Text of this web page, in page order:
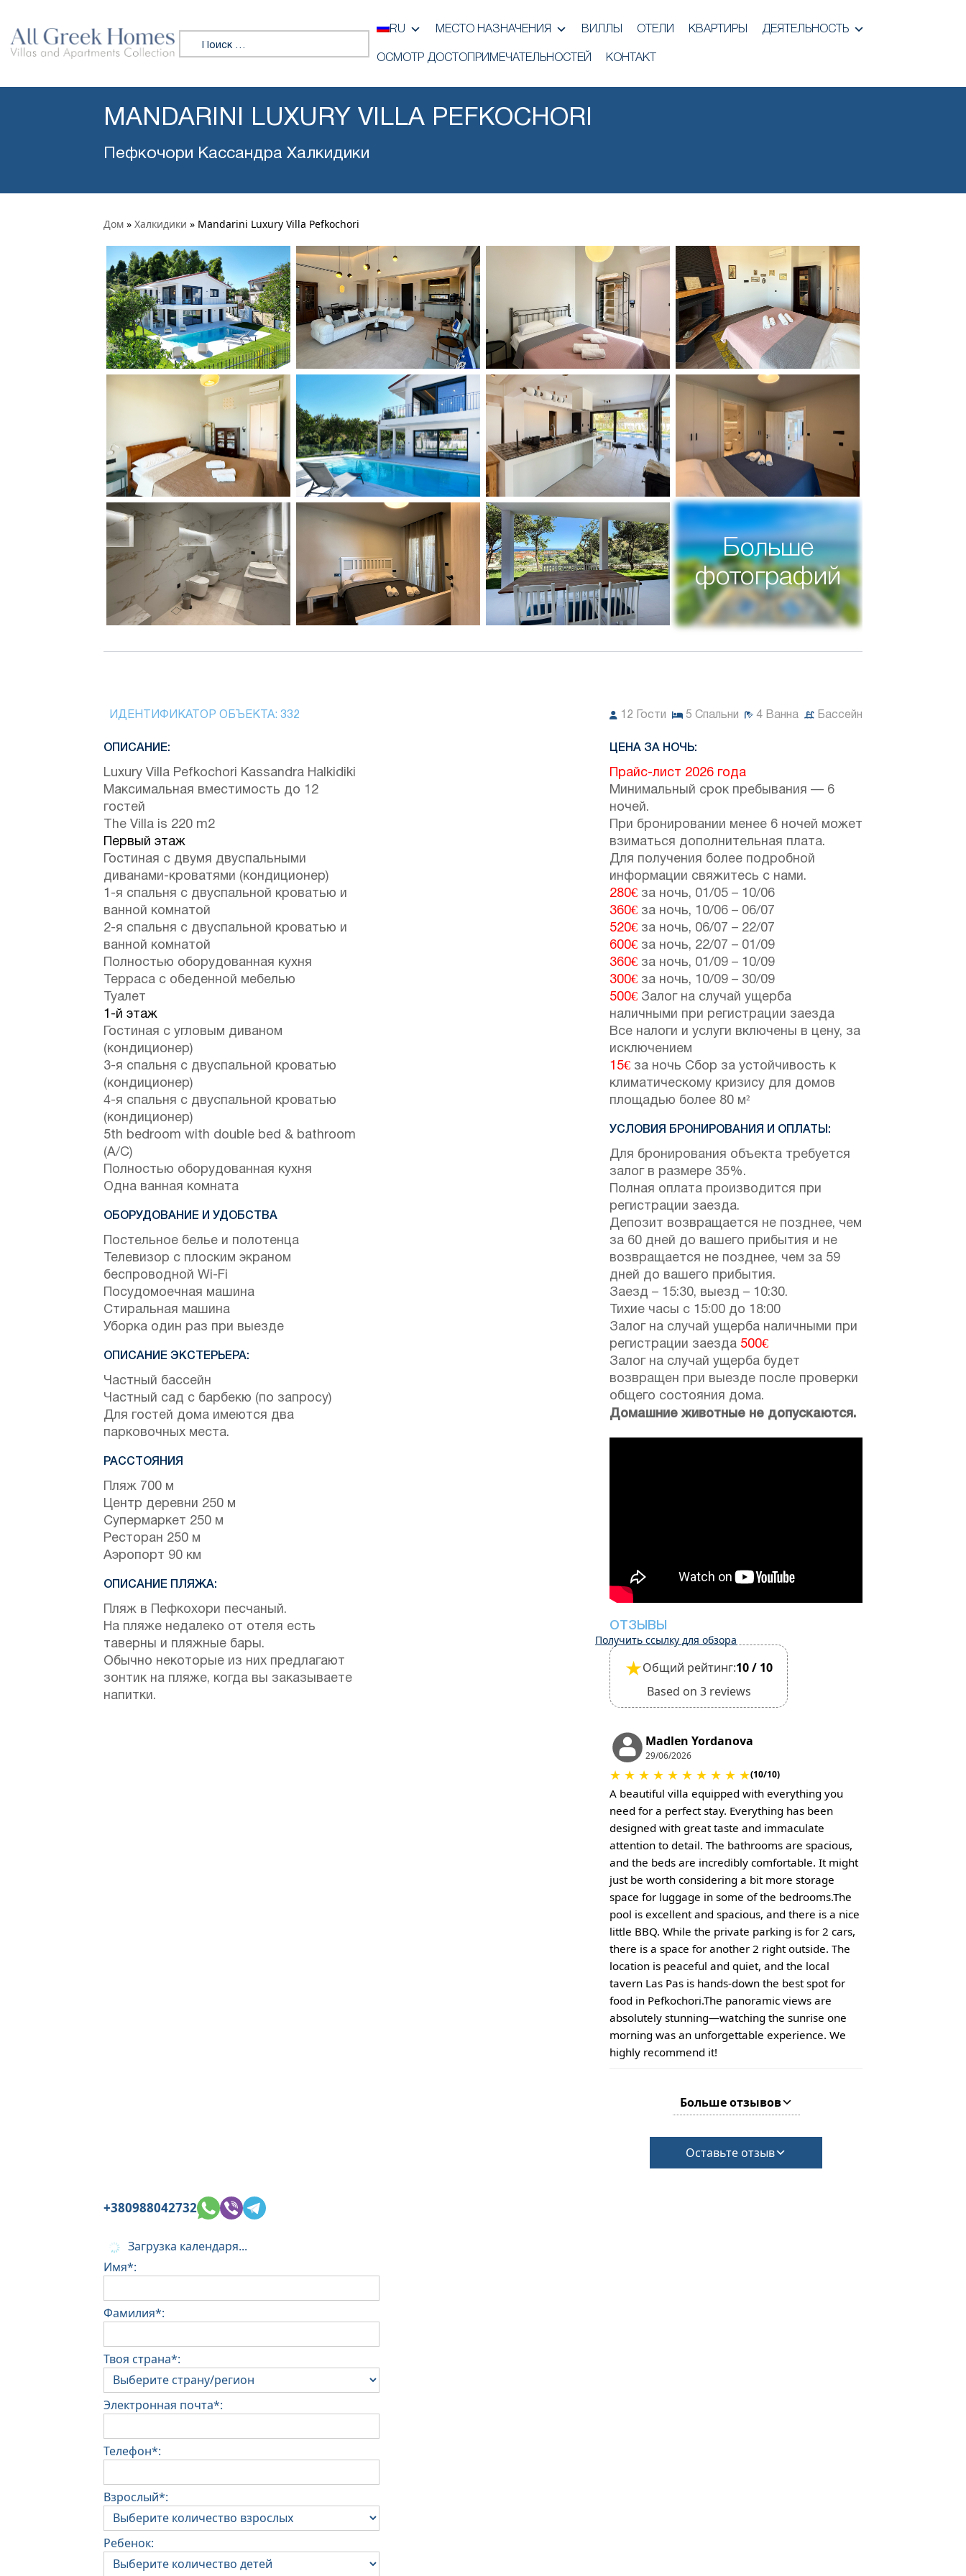
Искать:
RU МЕСТО НАЗНАЧЕНИЯ ВИЛЛЫ ОТЕЛИ КВАРТИРЫ ДЕЯТЕЛЬНОСТЬ
ОСМОТР ДОСТОПРИМЕЧАТЕЛЬНОСТЕЙ КОНТАКТ
MANDARINI LUXURY VILLA PEFKOCHORI
Пефкочори Кассандра Халкидики
Дом » Халкидики » Mandarini Luxury Villa Pefkochori
Больше
фотографий
ИДЕНТИФИКАТОР ОБЪЕКТА: 332 12 Гости 5 Спальни 4 Ванна Бассейн
ОПИСАНИЕ:
Luxury Villa Pefkochori Kassandra Halkidiki
Максимальная вместимость до 12
гостей
The Villa is 220 m2
Первый этаж
Гостиная с двумя двуспальными
диванами-кроватями (кондиционер)
1-я спальня с двуспальной кроватью и
ванной комнатой
2-я спальня с двуспальной кроватью и
ванной комнатой
Полностью оборудованная кухня
Терраса с обеденной мебелью
Туалет
1-й этаж
Гостиная с угловым диваном
(кондиционер)
3-я спальня с двуспальной кроватью
(кондиционер)
4-я спальня с двуспальной кроватью
(кондиционер)
5th bedroom with double bed & bathroom
(A/C)
Полностью оборудованная кухня
Одна ванная комната
ОБОРУДОВАНИЕ И УДОБСТВА
Постельное белье и полотенца
Телевизор с плоским экраном
беспроводной Wi-Fi
Посудомоечная машина
Стиральная машина
Уборка один раз при выезде
ОПИСАНИЕ ЭКСТЕРЬЕРА:
Частный бассейн
Частный сад с барбекю (по запросу)
Для гостей дома имеются два
парковочных места.
РАССТОЯНИЯ
Пляж 700 м
Центр деревни 250 м
Супермаркет 250 м
Ресторан 250 м
Аэропорт 90 км
ОПИСАНИЕ ПЛЯЖА:
Пляж в Пефкохори песчаный.
На пляже недалеко от отеля есть
таверны и пляжные бары.
Обычно некоторые из них предлагают
зонтик на пляже, когда вы заказываете
напитки.
ЦЕНА ЗА НОЧЬ:
Прайс-лист 2026 года
Минимальный срок пребывания — 6
ночей.
При бронировании менее 6 ночей может
взиматься дополнительная плата.
Для получения более подробной
информации свяжитесь с нами.
280€ за ночь, 01/05 – 10/06
360€ за ночь, 10/06 – 06/07
520€ за ночь, 06/07 – 22/07
600€ за ночь, 22/07 – 01/09
360€ за ночь, 01/09 – 10/09
300€ за ночь, 10/09 – 30/09
500€ Залог на случай ущерба
наличными при регистрации заезда
Все налоги и услуги включены в цену, за
исключением
15€ за ночь Сбор за устойчивость к
климатическому кризису для домов
площадью более 80 м²
УСЛОВИЯ БРОНИРОВАНИЯ И ОПЛАТЫ:
Для бронирования объекта требуется
залог в размере 35%.
Полная оплата производится при
регистрации заезда.
Депозит возвращается не позднее, чем
за 60 дней до вашего прибытия и не
возвращается не позднее, чем за 59
дней до вашего прибытия.
Заезд – 15:30, выезд – 10:30.
Тихие часы с 15:00 до 18:00
Залог на случай ущерба наличными при
регистрации заезда 500€
Залог на случай ущерба будет
возвращен при выезде после проверки
общего состояния дома.
Домашние животные не допускаются.
ОТЗЫВЫ
Получить ссылку для обзора
★Общий рейтинг:10 / 10
Based on 3 reviews
Madlen Yordanova
29/06/2026
★ ★ ★ ★ ★ ★ ★ ★ ★ ★(10/10)
A beautiful villa equipped with everything you
need for a perfect stay. Everything has been
designed with great taste and immaculate
attention to detail. The bathrooms are spacious,
and the beds are incredibly comfortable. It might
just be worth considering a bit more storage
space for luggage in some of the bedrooms. ​The
pool is excellent and spacious, and there is a nice
little BBQ. While the private parking is for 2 cars,
there is a space for another 2 right outside. The
location is peaceful and quiet, and the local
tavern Las Pas is hands-down the best spot for
food in Pefkochori. ​The panoramic views are
absolutely stunning—watching the sunrise one
morning was an unforgettable experience. We
highly recommend it!
Больше отзывов
Оставьте отзыв
+380988042732
Загрузка календаря...
Имя*:
Фамилия*:
Твоя страна*:
Электронная почта*:
Телефон*:
Взрослый*:
Ребенок: